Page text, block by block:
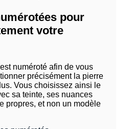
pour
votre
numéroté afin de vous
précisément la pierre
Vous choisissez ainsi le
sa teinte, ses nuances
propres, et non un modèle